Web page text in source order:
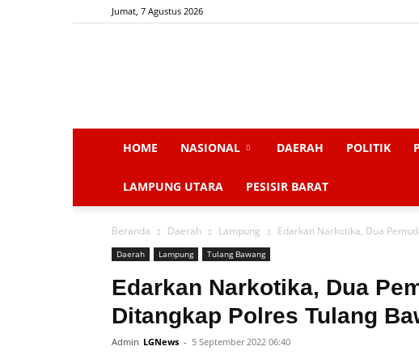
Jumat, 7 Agustus 2026
HOME NASIONAL DAERAH POLITIK
LAMPUNG UTARA PESISIR BARAT
Beranda Daerah Lampung Edarkan Narkotika, Dua
Daerah Lampung Tulang Bawang
Edarkan Narkotika, Dua
Ditangkap Polres Tulang
Admin LGNews - 5 September 2022 06:40